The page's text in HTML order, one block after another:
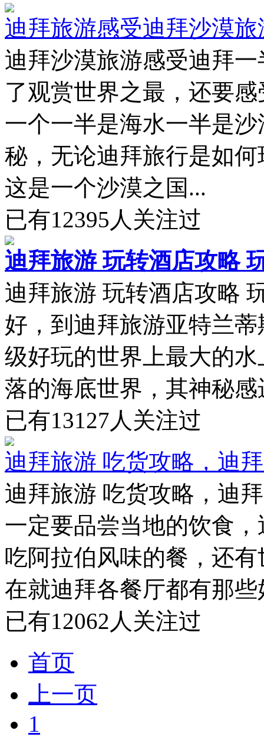
迪拜旅游感受迪拜沙漠
迪拜沙漠旅游感受迪拜
了观赏世界之最，还要
一个一半是海水一半是
秘，无论迪拜旅行是如
这是一个沙漠之国...
已有12395 人关注过
迪拜旅游 玩转酒店攻略
迪拜旅游 玩转酒店攻略
好，到迪拜旅游亚特兰
级好玩的世界上最大的
落的海底世界，其神秘
已有13127人关注过
迪拜旅游 吃货攻略，迪
迪拜旅游 吃货攻略，迪
一定要品尝当地的饮食
吃阿拉伯风味的餐，还
在就迪拜各餐厅都有那
已有12062 人关注过
首页
上一页
1